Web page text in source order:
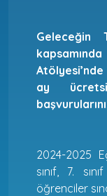
Geleceğin
ay
2024-2025
sınıf, 7.
öğrenciler